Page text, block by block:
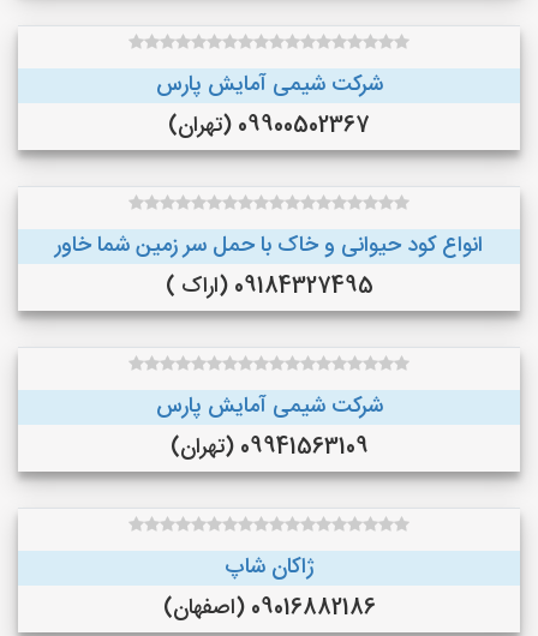
شرکت شیمی آمایش پارس
09900502367 (تهران)
انواع کود حیوانی و خاک با حمل سر زمین شما خاور
09184327495 (اراک )
شرکت شیمی آمایش پارس
09941563109 (تهران)
ژاکان شاپ
09016882186 (اصفهان)